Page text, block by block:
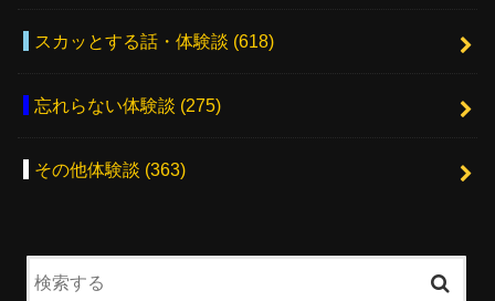
スカッとする話・体験談 (618)
忘れらない体験談 (275)
その他体験談 (363)